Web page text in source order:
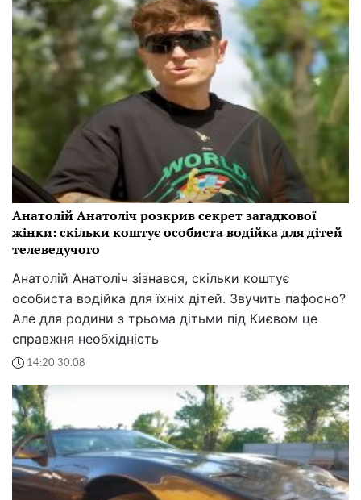
Анатолій Анатоліч розкрив секрет загадкової
жінки: скільки коштує особиста водійка для дітей
телеведучого
Анатолій Анатоліч зізнався, скільки коштує
особиста водійка для їхніх дітей. Звучить пафосно?
Але для родини з трьома дітьми під Києвом це
справжня необхідність
14:20 30.08